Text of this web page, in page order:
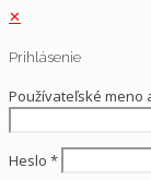
✕
Prihlásenie
Používateľské meno
Heslo *